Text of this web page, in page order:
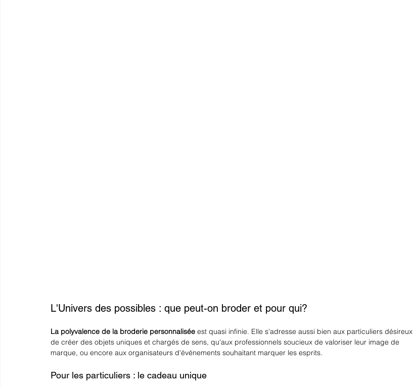
L'Univers des possibles : que peut-on broder et pour qui?
La polyvalence de la broderie personnalisée est quasi infinie. Elle s'adresse aussi bien aux particuliers désireux
de créer des objets uniques et chargés de sens, qu'aux professionnels soucieux de valoriser leur image de
marque, ou encore aux organisateurs d'événements souhaitant marquer les esprits.
Pour les particuliers : le cadeau unique